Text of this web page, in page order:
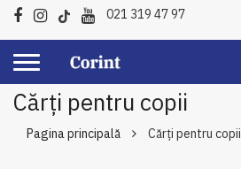
021 319 47 97
Cărți pentru copii
Pagina principală Cărți pentru copii